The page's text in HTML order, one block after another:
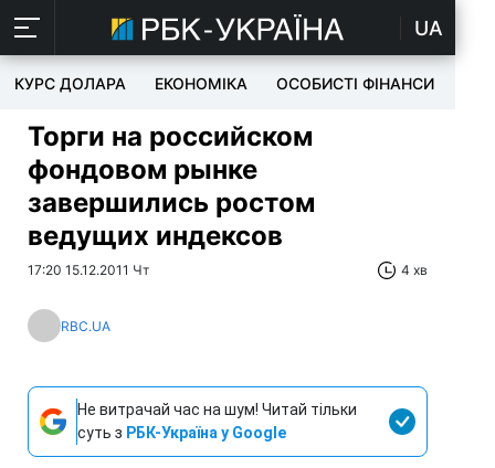
UA
КУРС ДОЛАРА ЕКОНОМІКА ОСОБИСТІ ФІНАНСИ
Торги на российском
фондовом рынке
завершились ростом
ведущих индексов
17:20 15.12.2011 Чт 4 хв
RBC.UA
Не витрачай час на шум! Читай тільки
суть з РБК-Україна у Google